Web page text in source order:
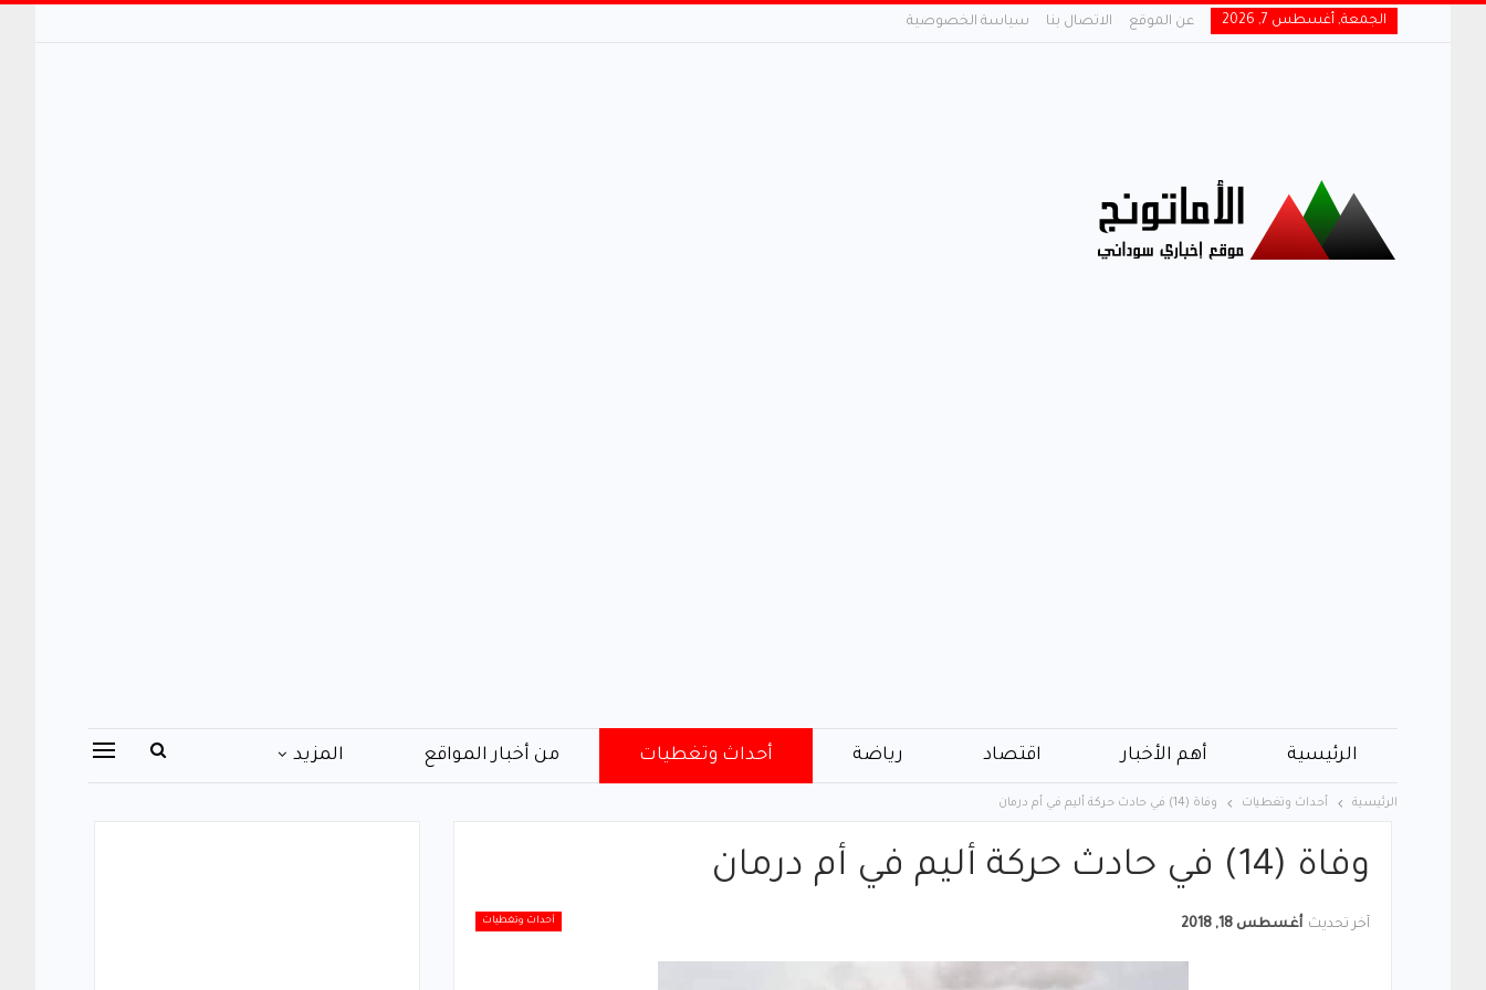
الجمعة, أغسطس 7, 2026 عن الموقع الاتصال بنا سياسة الخصوصية
الرئيسية أهم الأخبار اقتصاد رياضة أحداث وتغطيات من أخبار المواقع المزيد
الرئيسية أحداث وتغطيات وفاة (14) في حادث حركة أليم في أم درمان
وفاة (14) في حادث حركة أليم في أم درمان
أحداث وتغطيات آخر تحديث أغسطس 18, 2018